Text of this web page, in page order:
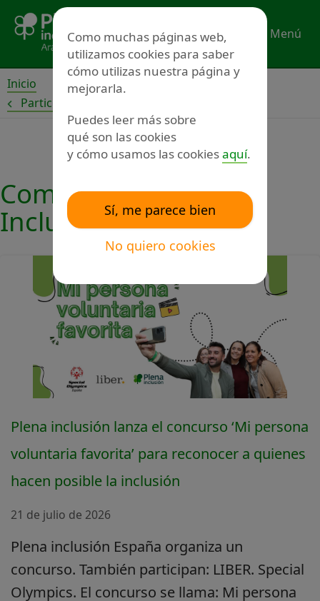
contenido
Menú
Inicio
Participa
Comunicación Plena
Inclusión Aragón
Plena inclusión lanza el concurso ‘Mi persona
voluntaria favorita’ para reconocer a quienes
hacen posible la inclusión
21 de julio de 2026
Plena inclusión España organiza un
concurso. También participan: LIBER. Special
Olympics. El concurso se llama: Mi persona
Como muchas páginas web,
utilizamos cookies para saber
cómo utilizas nuestra página y
mejorarla.
Puedes leer más sobre
qué son las cookies
y cómo usamos las cookiesaquí.
Sí, me parece bien
No quiero cookies